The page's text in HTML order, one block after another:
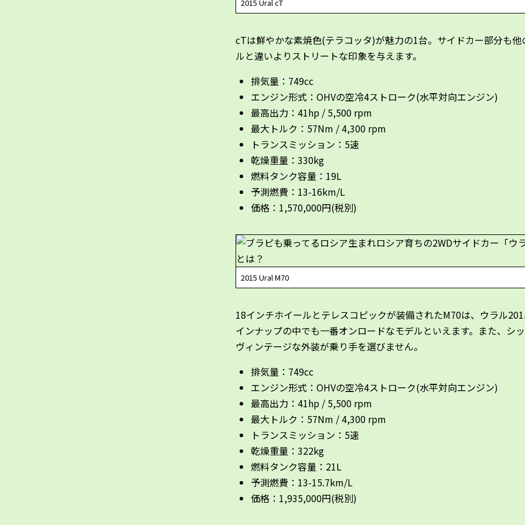
2015 Ural cT
cTは鮮やかな素焼色(テラコッタ)が魅力の1台。サイドカー部分も他
ルと違いよりストリートな印象を与えます。
排気量：749cc
エンジン形式：OHVの空冷4ストローク(水平対向エンジン)
最高出力：41hp / 5,500 rpm
最大トルク：57Nm / 4,300 rpm
トランスミッション：5速
乾燥重量：330kg
燃料タンク容量：19L
予測燃費：13-16km/L
価格：1,570,000円(税別)
2015 Ural M70
18インチホイールとテレスコピックが装備されたM70は、ウラル
インナップの中でも一番オンロードなモデルといえます。また、シ
ヴィンテージな外装が乗り手を選びません。
排気量：749cc
エンジン形式：OHVの空冷4ストローク(水平対向エンジン)
最高出力：41hp / 5,500 rpm
最大トルク：57Nm / 4,300 rpm
トランスミッション：5速
乾燥重量：322kg
燃料タンク容量：21L
予測燃費：13-15.7km/L
価格：1,935,000円(税別)